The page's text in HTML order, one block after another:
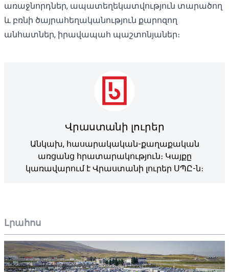
Լրահոս
առաջնորդներ, ապատեղեկատվություն տարածող
և բռնի ծայրահեղականություն քարոզող
անհատներ, իրավապահ պաշտոնյաներ։
Վրաստանի լուրեր
Անկախ, հասարակական-քաղաքական
առցանց հրատարակություն։ Կայքը
կառավարում է Վրաստանի լուրեր ՍՊԸ-ն։